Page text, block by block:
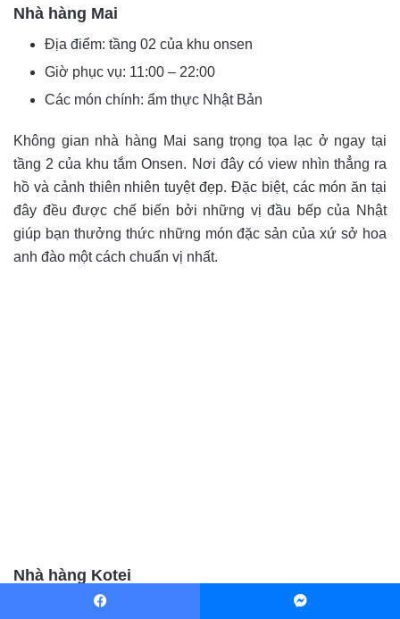
Nhà hàng Mai
Địa điểm: tầng 02 của khu onsen
Giờ phục vụ: 11:00 – 22:00
Các món chính: ẩm thực Nhật Bản
Không gian nhà hàng Mai sang trọng tọa lạc ở ngay tại
tầng 2 của khu tắm Onsen. Nơi đây có view nhìn thẳng ra
hồ và cảnh thiên nhiên tuyệt đẹp. Đặc biệt, các món ăn tại
đây đều được chế biến bởi những vị đầu bếp của Nhật
giúp bạn thưởng thức những món đặc sản của xứ sở hoa
anh đào một cách chuẩn vị nhất.
Nhà hàng Kotei
Địa điểm: